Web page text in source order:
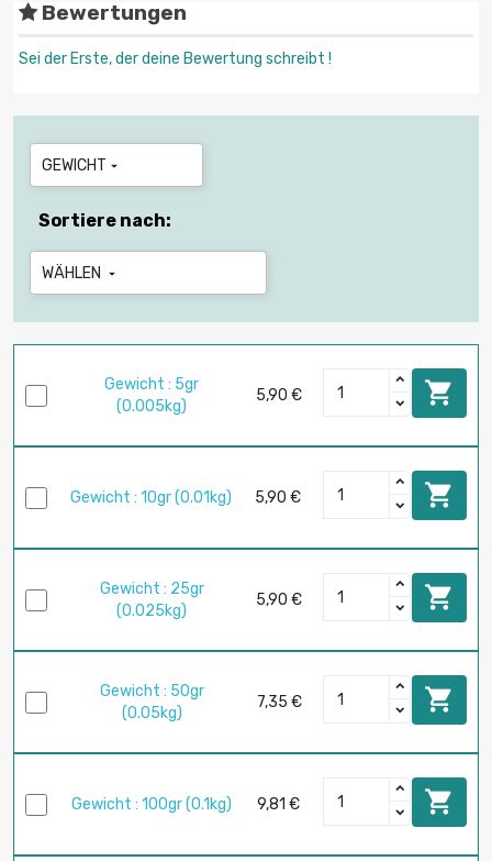
Bewertungen
Sei der Erste, der deine Bewertung schreibt !
GEWICHT 
Sortiere nach:
WÄHLEN 
Gewicht : 5gr
(0.005kg)
5,90 € 
Gewicht : 10gr (0.01kg) 5,90 € 
Gewicht : 25gr
(0.025kg)
5,90 € 
Gewicht : 50gr
(0.05kg)
7,35 € 
Gewicht : 100gr (0.1kg) 9,81 € 